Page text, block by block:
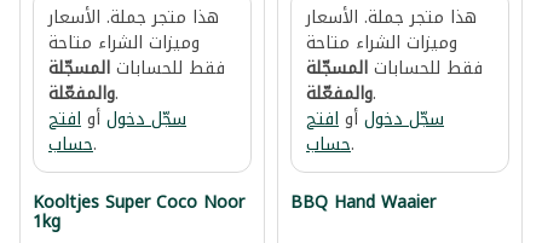
هذا متجر جملة. الأسعار
وميزات الشراء متاحة
فقط للحساباتالمسجّلة
والمفعّلة.
سجّل دخولأوافتح
حساب.
Kooltjes Super Coco Noor
1kg
هذا متجر جملة. الأسعار
وميزات الشراء متاحة
فقط للحساباتالمسجّلة
والمفعّلة.
سجّل دخولأوافتح
حساب.
BBQ Hand Waaier